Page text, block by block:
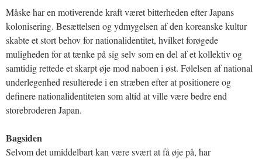
Måske har en motiverende kraft været bitterheden efter Japans
kolonisering. Besættelsen og ydmygelsen af den koreanske kultur
skabte et stort behov for nationalidentitet, hvilket forøgede
muligheden for at tænke på sig selv som en del af et kollektiv og
samtidig rettede et skarpt øje mod naboen i øst. Følelsen af national
underlegenhed resulterede i en stræben efter at positionere og
definere nationalidentiteten som altid at ville være bedre end
storebroderen Japan.
Bagsiden
Selvom det umiddelbart kan være svært at få øje på, har